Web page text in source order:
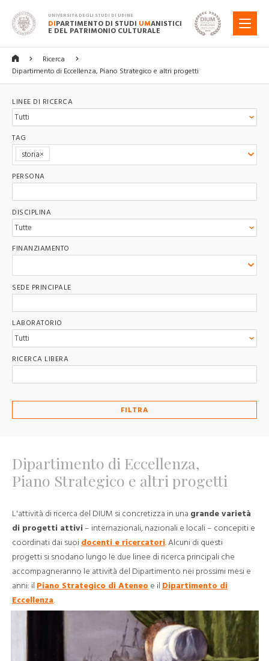
UNIVERSITÀ DEGLI STUDI DI UDINE
DIPARTIMENTO DI STUDI UMANISTICI
E DEL PATRIMONIO CULTURALE
MENU
Ricerca
Dipartimento di Eccellenza, Piano Strategico e altri progetti
LINEE DI RICERCA
TAG
storia
PERSONA
DISCIPLINA
FINANZIAMENTO
SEDE PRINCIPALE
LABORATORIO
RICERCA LIBERA
FILTRA
Dipartimento di Eccellenza,
Piano Strategico e altri progetti
L'attività di ricerca del DIUM si concretizza in una grande varietà
di progetti attivi – internazionali, nazionali e locali – concepiti e
coordinati dai suoi docenti e ricercatori. Alcuni di questi
progetti si snodano lungo le due linee di ricerca principali che
accompagneranno le attività del Dipartimento nei prossimi mesi e
anni: il Piano Strategico di Ateneo e il Dipartimento di
Eccellenza.